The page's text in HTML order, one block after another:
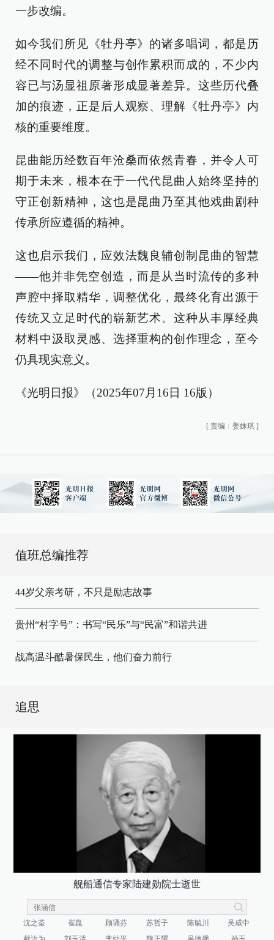
一步改编。
如今我们所见《牡丹亭》的诸多唱词，都是历
经不同时代的调整与创作累积而成的，不少内
容已与汤显祖原著形成显著差异。这些历代叠
加的痕迹，正是后人观察、理解《牡丹亭》内
核的重要维度。
昆曲能历经数百年沧桑而依然青春，并令人可
期于未来，根本在于一代代昆曲人始终坚持的
守正创新精神，这也是昆曲乃至其他戏曲剧种
传承所应遵循的精神。
这也启示我们，应效法魏良辅创制昆曲的智慧
——他并非凭空创造，而是从当时流传的多种
声腔中择取精华，调整优化，最终化育出源于
传统又立足时代的崭新艺术。这种从丰厚经典
材料中汲取灵感、选择重构的创作理念，至今
仍具现实意义。
《光明日报》（2025年07月16日 16版）
[ 责编：姜姝琪 ]
值班总编推荐
44岁父亲考研，不只是励志故事
贵州“村字号”：书写“民乐”与“民富”和谐共进
战高温斗酷暑保民生，他们奋力前行
追思
舰船通信专家陆建勋院士逝世
沈之荃 崔崑 顾诵芬 苏哲子 陈毓川
吴咸中